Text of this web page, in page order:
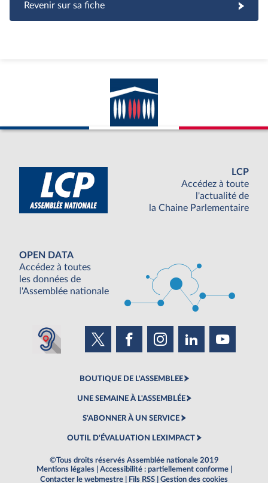
Revenir sur sa fiche
LCP
Accédez à toute
l'actualité de
la Chaine Parlementaire
OPEN DATA
Accédez à toutes
les données de
l'Assemblée nationale
BOUTIQUE DE L'ASSEMBLEE
UNE SEMAINE À L'ASSEMBLÉE
S'ABONNER À UN SERVICE
OUTIL D'ÉVALUATION LEXIMPACT
©Tous droits réservés Assemblée nationale 2019
Mentions légales
Accessibilité : partiellement conforme
Contacter le webmestre
Fils RSS Gestion des cookies